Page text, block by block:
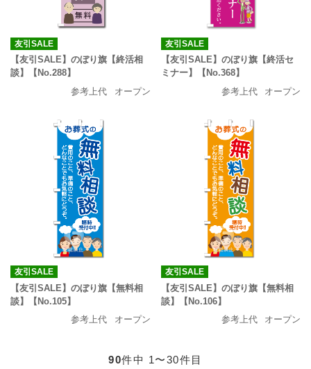
友引SALE
【友引SALE】のぼり旗【終活相
談】【No.288】
参考上代
オープン
友引SALE
【友引SALE】のぼり旗【終活セ
ミナー】【No.368】
参考上代
オープン
友引SALE
【友引SALE】のぼり旗【無料相
談】【No.105】
参考上代
オープン
友引SALE
【友引SALE】のぼり旗【無料相
談】【No.106】
参考上代
オープン
90件中 1〜30件目